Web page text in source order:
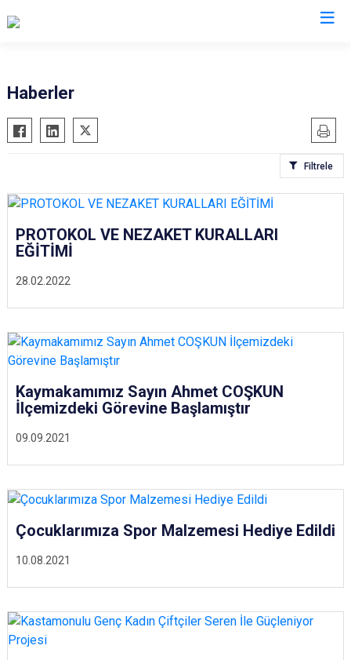
Abana
Ağlı
Azdavay
Çatalzeytin
Doğanyurt
Küre
Şenpazar
Haberler
Filtrele
28.02.2022
PROTOKOL VE NEZAKET KURALLARI
EĞİTİMİ
09.09.2021
Kaymakamımız Sayın Ahmet COŞKUN
İlçemizdeki Görevine Başlamıştır
10.08.2021
Çocuklarımıza Spor Malzemesi Hediye Edildi